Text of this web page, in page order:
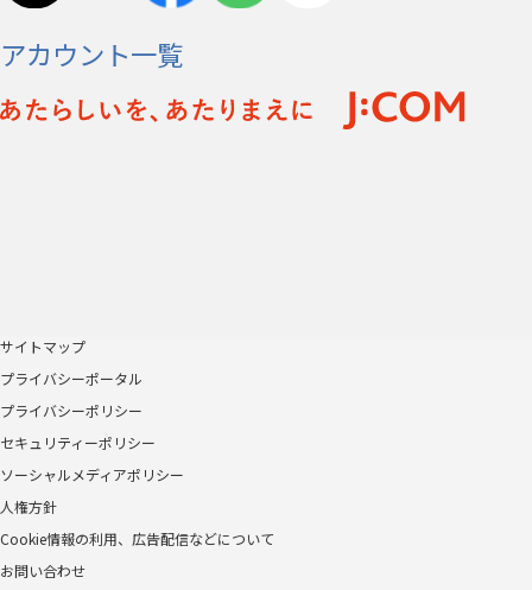
アカウント一覧
サイトマップ
プライバシーポータル
プライバシーポリシー
セキュリティーポリシー
ソーシャルメディアポリシー
人権方針
Cookie情報の利用、広告配信などについて
お問い合わせ